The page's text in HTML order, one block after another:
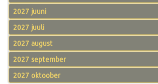
2027 juuni
2027 juuli
2027 august
2027 september
2027 oktoober